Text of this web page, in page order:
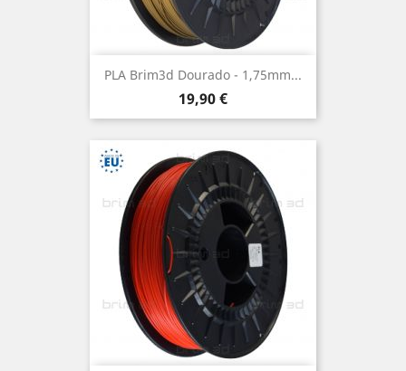
PLA Brim3d Dourado - 1,75mm...
Preço
19,90 €